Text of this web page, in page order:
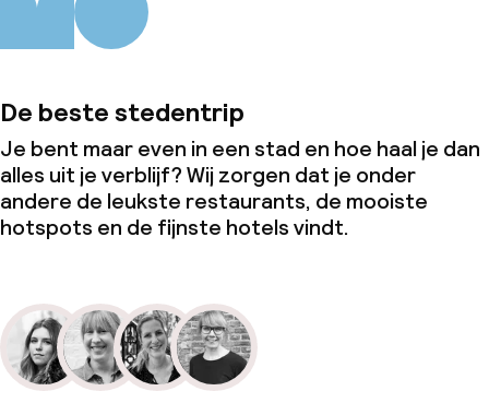
De beste stedentrip
Je bent maar even in een stad en hoe haal je dan
alles uit je verblijf? Wij zorgen dat je onder
andere de leukste restaurants, de mooiste
hotspots en de fijnste hotels vindt.